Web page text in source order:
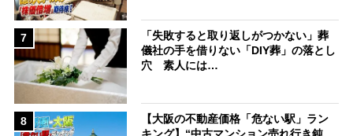
7
「失敗すると取り返しがつかない」葬
儀社の手を借りない「DIY葬」の落とし
穴 素人には…
8
【大阪の不動産価格「危ない駅」ラン